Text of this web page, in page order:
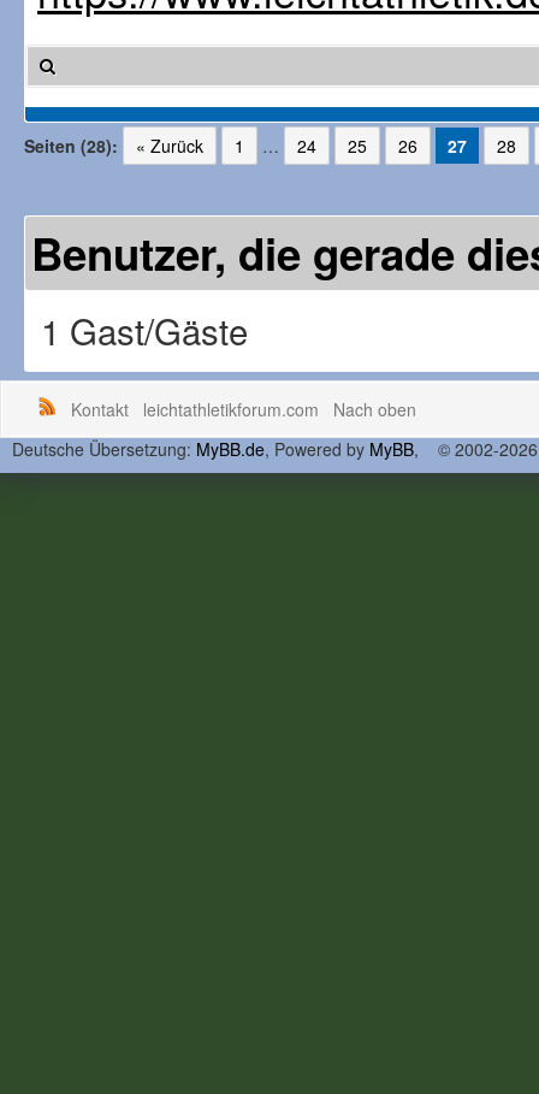
Seiten (28): « Zurück 1 … 24 25 26 27 28
Benutzer, die gerade
1 Gast/Gäste
Kontakt leichtathletikforum.com
Nach oben
Deutsche Übersetzung: MyBB.de, Powered by MyBB, © 2002-